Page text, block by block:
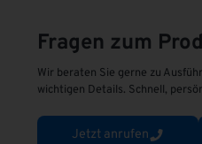
Fragen zum
Wir beraten Sie gerne zu
wichtigen Details. Schnell,
Jetzt anrufen